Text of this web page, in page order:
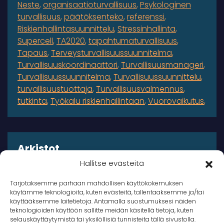
Hallitse evästeitä
Tarjotaksemme parhaan mahdollisen käyttökokemuksen
käytämme teknologioita, kuten evästeitä, tallentaaksemme ja/tai
käyttääksemme laitetietoja. Antamalla suostumuksesi näiden
teknologioiden käyttöön sallitte meidän käsitellä tietoja, kuten
selauskäyttäytymistä tai yksilöllisiä tunnisteita tällä sivustolla.
Neste organisaatioturvallisuus Psykologinen
turvallisuus päätöksenteko referenssi
Riskienhallintasuunnittelu Stressinhallinta
Supercell TA2020 tapahtumaturvallisuus
Tapaus Terveysturvallisuussuunnitelma
Turvallisuuskoordinaattori Turvallisuusmanageri
Turvallisuussuunnitelma Turvallisuussuunnittelu
turvallisuustuottaja Turvallisuusvalmennus
tutkinta Työkalu riskienhallintaan Vuorovaikutus
Arkistot